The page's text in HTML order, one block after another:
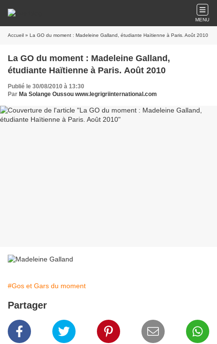
MENU
Accueil » La GO du moment : Madeleine Galland, étudiante Haïtienne à Paris. Août 2010
La GO du moment : Madeleine Galland,
étudiante Haïtienne à Paris. Août 2010
Publié le 30/08/2010 à 13:30
Par Ma Solange Oussou www.legrigriinternational.com
#Gos et Gars du moment
Partager